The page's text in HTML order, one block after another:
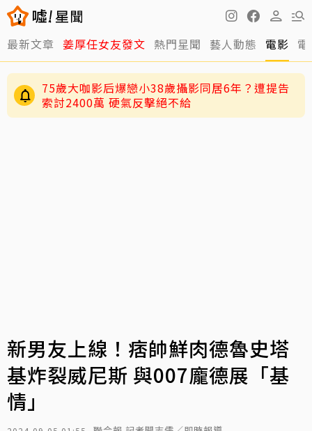
最新文章 姜厚任女友發文 熱門星聞 藝人動態 電影
75歲大咖影后爆戀小38歲攝影同居6年？遭提告
索討2400萬 硬氣反擊絕不給
新男友上線！痞帥鮮肉德魯史塔
基炸裂威尼斯 與007龐德展「基
情」